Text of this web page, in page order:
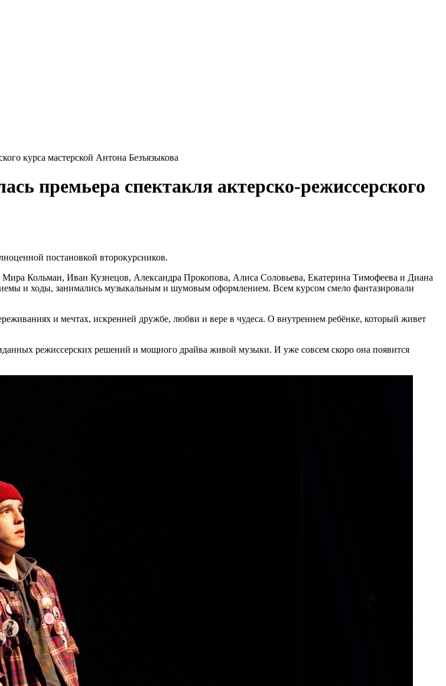
курса мастерской Антона Безъязыкова
премьера спектакля актерско-режиссерского
постановкой второкурсников.
Кольман, Иван Кузнецов, Александра Прокопова, Алиса Соловьева, Екатерина Тимофеева и Диана
и ходы, занимались музыкальным и шумовым оформлением. Всем курсом смело фантазировали
и мечтах, искренней дружбе, любви и вере в чудеса. О внутреннем ребёнке, который живет
режиссерских решений и мощного драйва живой музыки. И уже совсем скоро она появится